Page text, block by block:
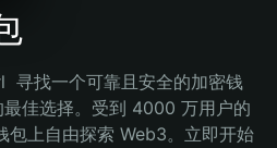
寻找一个可靠且安全的加密钱
佳选择。受到 4000 万用户的
上自由探索 Web3。立即开始